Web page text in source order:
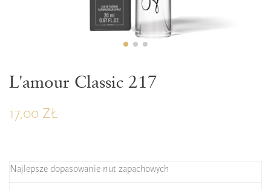
L'amour Classic 217
17,00 ZŁ
Najlepsze dopasowanie nut zapachowych